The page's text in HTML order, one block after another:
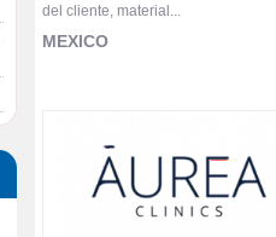
del cliente, material...
MEXICO